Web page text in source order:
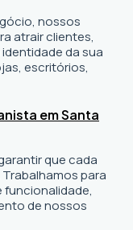
, nossos
atrair clientes,
da sua
escritórios,
em Santa
que cada
para
de nossos